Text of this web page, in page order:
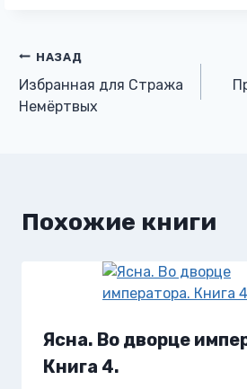
Навигация
по
НАЗАД
Избранная для Стража
Немёртвых
Похожие книги
Ясна. Во дворце
Книга 4.